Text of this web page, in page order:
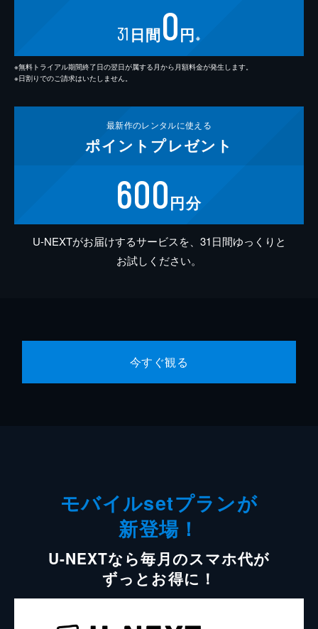
31 日間0円 ※
※無料トライアル期間終了日の翌日が属する月から月額料金が発生します。
※日割りでのご請求はいたしません。
最新作のレンタルに使える
ポイント プレゼント
600円分
U-NEXTがお届けするサービスを、31日間ゆっくりと
お試しください。
今すぐ観る
モバイルsetプランが
新登場！
U-NEXTなら毎月のスマホ代が
ずっとお得に！